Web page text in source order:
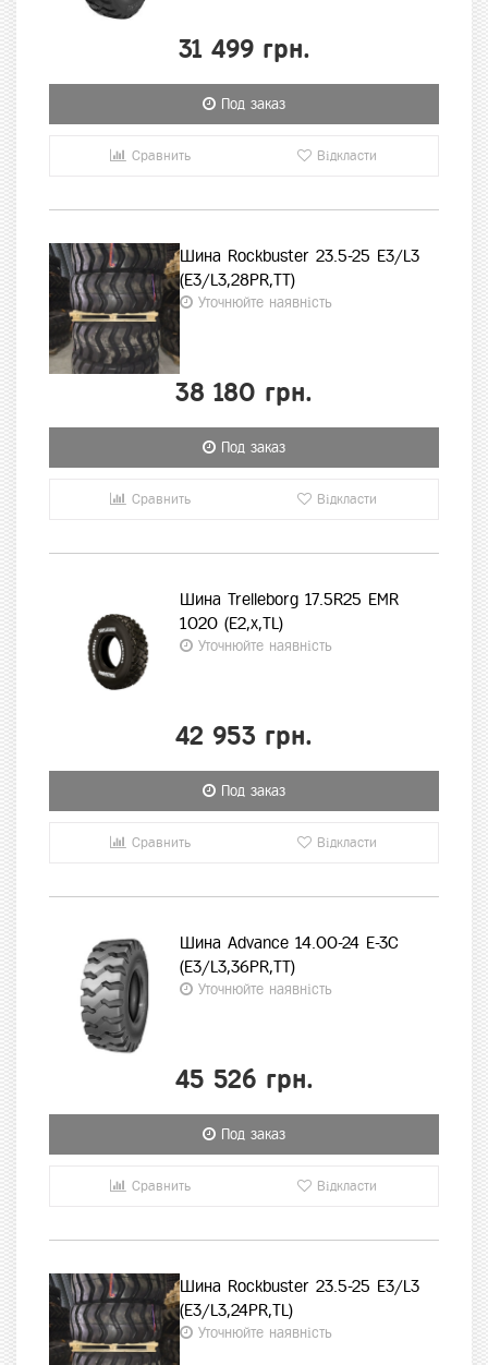
31 499 грн.
Под заказ
Сравнить Відкласти
Шина Rockbuster 23.5-25 E3/L3
(E3/L3,28PR,TT)
Уточнюйте наявність
38 180 грн.
Под заказ
Сравнить Відкласти
Шина Trelleborg 17.5R25 EMR
1020 (E2,x,TL)
Уточнюйте наявність
42 953 грн.
Под заказ
Сравнить Відкласти
Шина Advance 14.00-24 E-3C
(E3/L3,36PR,TT)
Уточнюйте наявність
45 526 грн.
Под заказ
Сравнить Відкласти
Шина Rockbuster 23.5-25 E3/L3
(E3/L3,24PR,TL)
Уточнюйте наявність